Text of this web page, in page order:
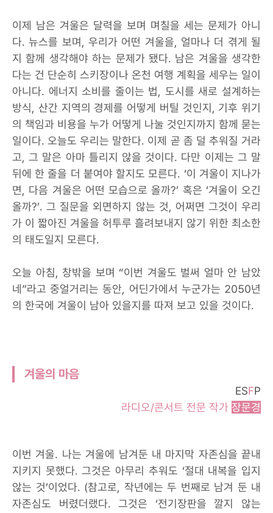
이제 남은 겨울은 달력을 보며 며칠을 세는 문제가 아니
다. 뉴스를 보며, 우리가 어떤 겨울을, 얼마나 더 겪게 될
지 함께 생각해야 하는 문제가 됐다. 남은 겨울을 생각한
다는 건 단순히 스키장이나 온천 여행 계획을 세우는 일이
아니다. 에너지 소비를 줄이는 법, 도시를 새로 설계하는
방식, 산간 지역의 경제를 어떻게 버틸 것인지, 기후 위기
의 책임과 비용을 누가 어떻게 나눌 것인지까지 함께 묻는
일이다. 오늘도 우리는 말한다. 이제 곧 좀 덜 추워질 거라
고, 그 말은 아마 틀리지 않을 것이다. 다만 이제는 그 말
뒤에 한 줄을 더 붙여야 할지도 모른다. ‘이 겨울이 지나가
면, 다음 겨울은 어떤 모습으로 올까?’ 혹은 ‘겨울이 오긴
올까?’. 그 질문을 외면하지 않는 것, 어쩌면 그것이 우리
가 이 짧아진 겨울을 허투루 흘려보내지 않기 위한 최소한
의 태도일지 모른다.
오늘 아침, 창밖을 보며 “이번 겨울도 벌써 얼마 안 남았
네”라고 중얼거리는 동안, 어딘가에서 누군가는 2050년
의 한국에 겨울이 남아 있을지를 따져 보고 있을 것이다.
겨울의 마음
ESFP
라디오/콘서트 전문 작가 장문경
이번 겨울. 나는 겨울에 남겨둔 내 마지막 자존심을 끝내
지키지 못했다. 그것은 아무리 추워도 ‘절대 내복을 입지
않는 것’이었다. (참고로, 작년에는 두 번째로 남겨 둔 내
자존심도 버렸더랬다. 그것은 ‘전기장판을 깔지 않는